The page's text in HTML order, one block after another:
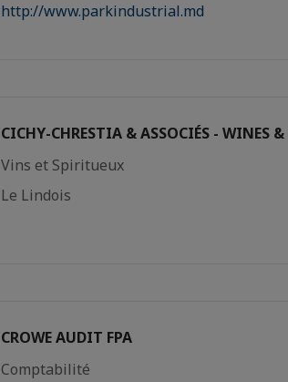
http://www.parkindustrial.md
CICHY-CHRESTIA & ASSOCIÉS - WINES
Vins et Spiritueux
Le Lindois
CROWE AUDIT FPA
Comptabilité